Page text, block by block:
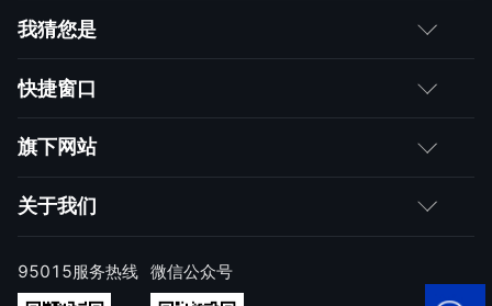
我猜您是
客户
合作伙伴
求职者
快捷窗口
如何购买
产品注册与激活
样本上报
旗下网站
网神
技术研究院
关于我们
公司简介
95015服务热线 微信公众号